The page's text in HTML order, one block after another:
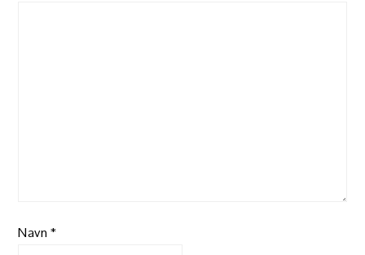
Navn *